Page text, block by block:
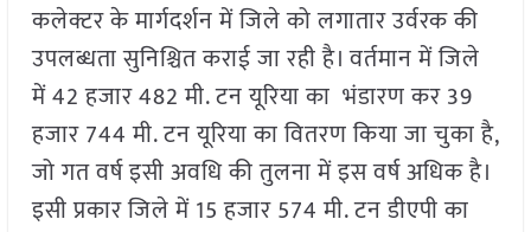
कलेक्टर के मार्गदर्शन में जिले को लगातार उर्वरक की
उपलब्धता सुनिश्चित कराई जा रही है। वर्तमान में जिले
में 42 हजार 482 मी. टन यूरिया का भंडारण कर 39
हजार 744 मी. टन यूरिया का वितरण किया जा चुका है,
जो गत वर्ष इसी अवधि की तुलना में इस वर्ष अधिक है।
इसी प्रकार जिले में 15 हजार 574 मी. टन डीएपी का